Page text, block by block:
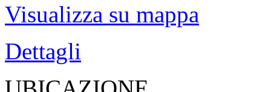
Visualizza su mappa
Dettagli